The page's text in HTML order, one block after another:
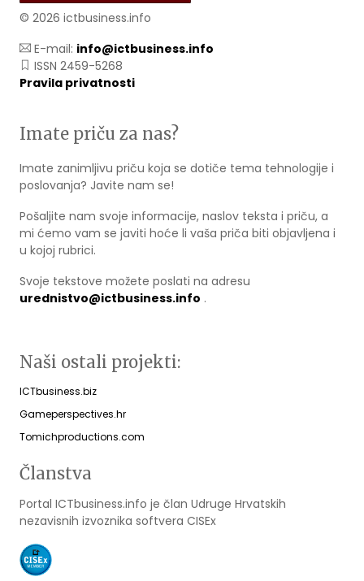
© 2026 ictbusiness.info
E-mail: info@ictbusiness.info
ISSN 2459-5268
Pravila privatnosti
Imate priču za nas?
Imate zanimljivu priču koja se dotiče tema tehnologije i
poslovanja? Javite nam se!
Pošaljite nam svoje informacije, naslov teksta i priču, a
mi ćemo vam se javiti hoće li vaša priča biti objavljena i
u kojoj rubrici.
Svoje tekstove možete poslati na adresu
urednistvo@ictbusiness.info .
Naši ostali projekti:
ICTbusiness.biz
Gameperspectives.hr
Tomichproductions.com
Članstva
Portal ICTbusiness.info je član Udruge Hrvatskih
nezavisnih izvoznika softvera CISEx